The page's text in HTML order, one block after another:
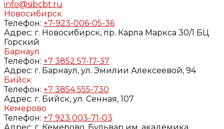
info@sibcbt.ru
Новосибирск
Телефон: +7-923-006-05-36
Адрес: г. Новосибирск, пр. Карла Маркса 30/1 БЦ
Горский
Барнаул
Телефон: +7 3852 57-17-37
Адрес: г. Барнаул, ул. Эмилии Алексеевой, 94
Бийск
Телефон: +7 3854 555-730
Адрес: г. Бийск, ул. Сенная, 107
Кемерово
Телефон: +7 923 003-71-03